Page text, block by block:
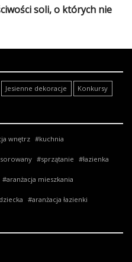
soli, o których nie
Jesienne dekoracje Konkursy
wnętrz kuchnia
sprzątanie łazienka
aranżacja mieszkania
aranżacja łazienki